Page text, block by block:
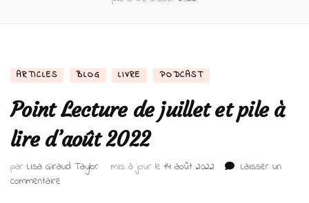
Auteur
ARTICLES BLOG LIVRE PODCAST
Point Lecture de juillet et pile à
lire d’août 2022
par Lisa Giraud Taylor mis à jour le 14 août 2022
Laisser un
commentaire